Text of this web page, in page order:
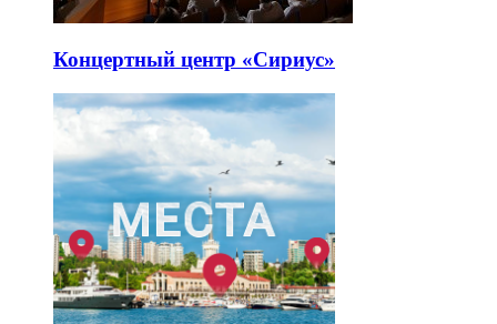
Концертный центр «Сириус»